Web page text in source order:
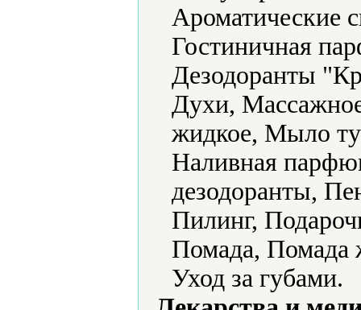
Ароматические
Гостиничная
Дезодоранты
Духи,
жидкое, Мыло
Наливная
дезодоранты,
Пилинг,
Помада, Помада
Уход за губами.